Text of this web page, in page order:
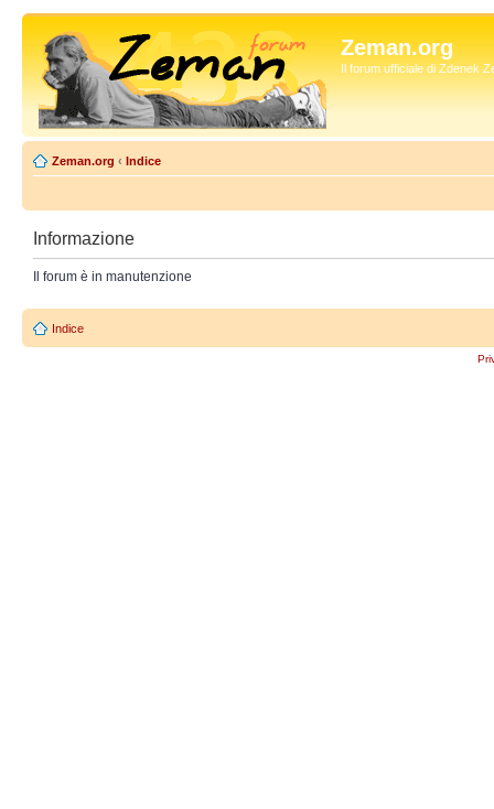
Zeman.org
Il forum ufficiale di Zdenek
Zeman.org ‹ Indice
Informazione
Il forum è in manutenzione
Indice